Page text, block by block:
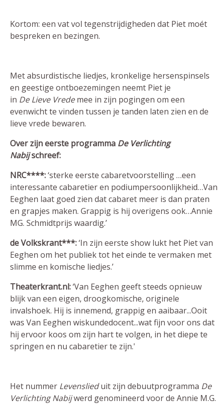
Kortom: een vat vol tegenstrijdigheden dat Piet moét
bespreken en bezingen.
Met absurdistische liedjes, kronkelige hersenspinsels
en geestige ontboezemingen neemt Piet je
in De Lieve Vredemee in zijn pogingen om een
evenwicht te vinden tussen je tanden laten zien en de
lieve vrede bewaren.
Over zijn eerste programma De Verlichting
Nabijschreef:
NRC****:‘sterke eerste cabaretvoorstelling …een
interessante cabaretier en podiumpersoonlijkheid…Van
Eeghen laat goed zien dat cabaret meer is dan praten
en grapjes maken. Grappig is hij overigens ook…Annie
MG. Schmidtprijs waardig.’
de Volkskrant***:‘In zijn eerste show lukt het Piet van
Eeghen om het publiek tot het einde te vermaken met
slimme en komische liedjes.’
Theaterkrant.nl:‘Van Eeghen geeft steeds opnieuw
blijk van een eigen, droogkomische, originele
invalshoek. Hij is innemend, grappig en aaibaar...Ooit
was Van Eeghen wiskundedocent...wat fijn voor ons dat
hij ervoor koos om zijn hart te volgen, in het diepe te
springen en nu cabaretier te zijn.'
Het nummer Levenslieduit zijn debuutprogramma De
Verlichting Nabijwerd genomineerd voor de Annie M.G.